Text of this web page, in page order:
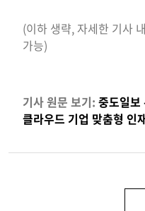
(이하 생략, 자세한 기사
가능)
기사 원문 보기: 중도일보
클라우드 기업 맞춤형 인